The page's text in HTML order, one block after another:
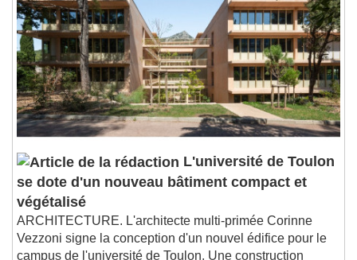
Descriptions
descriptions off, selected
Subtitles
subtitles settings, opens subtitles
settings dialog
subtitles off, selected
Audio Track
Picture-in-Picture
Fullscreen
This is a modal window.
Beginning of dialog window. Escape will cancel
and close the window.
Text
L'université de Toulon
se dote d'un nouveau bâtiment compact et
végétalisé
ARCHITECTURE. L'architecte multi-primée Corinne
Vezzoni signe la conception d'un nouvel édifice pour le